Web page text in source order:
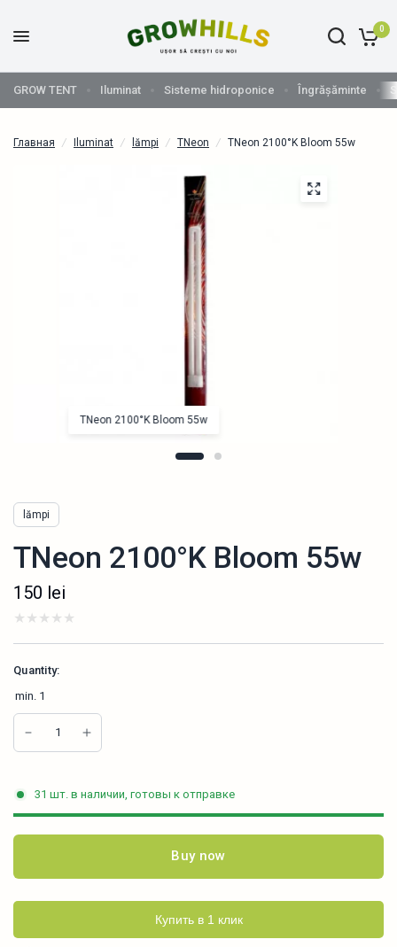
0
GROW TENT Iluminat Sisteme hidroponice Îngrășăminte
Главная / Iluminat / lămpi / TNeon / TNeon 2100°K Bloom 55w
TNeon 2100°K Bloom 55w
lămpi
TNeon 2100°K Bloom 55w
150 lei
Quantity:
min. 1
31 шт. в наличии, готовы к отправке
Buy now
Купить в 1 клик